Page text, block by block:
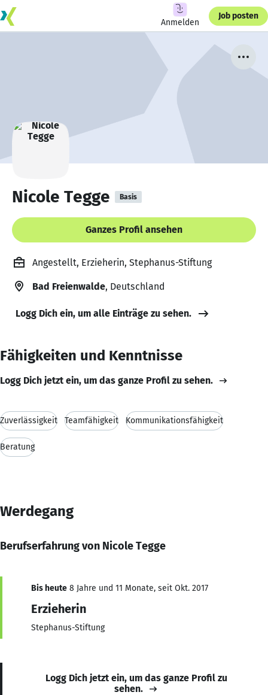
Anmelden
Job posten
Nicole Tegge Basis
Ganzes Profil ansehen
Angestellt, Erzieherin, Stephanus-Stiftung
Bad Freienwalde, Deutschland
Logg Dich ein, um alle Einträge zu sehen.
Fähigkeiten und Kenntnisse
Logg Dich jetzt ein, um das ganze Profil zu sehen.
Zuverlässigkeit Teamfähigkeit Kommunikationsfähigkeit
Beratung
Werdegang
Berufserfahrung von Nicole Tegge
Bis heute 8 Jahre und 11 Monate, seit Okt. 2017
Erzieherin
Stephanus-Stiftung
Logg Dich jetzt ein, um das ganze Profil zu
sehen.